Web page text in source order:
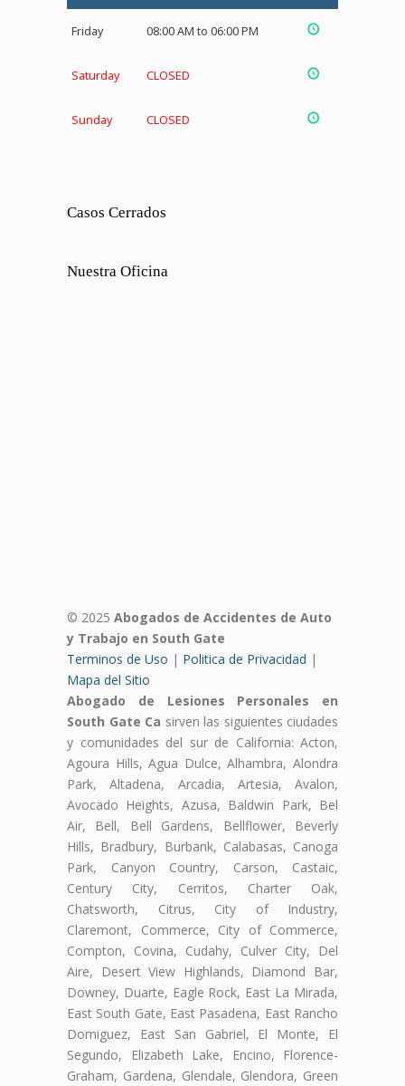
Friday 08:00 AM to 06:00 PM
Saturday CLOSED
Sunday CLOSED
Casos Cerrados
Nuestra Oficina
© 2025 Abogados de Accidentes de Auto
y Trabajo en South Gate
Terminos de Uso | Politica de Privacidad |
Mapa del Sitio
Abogado de Lesiones Personales en
South Gate Ca sirven las siguientes ciudades
y comunidades del sur de California: Acton,
Agoura Hills, Agua Dulce, Alhambra, Alondra
Park, Altadena, Arcadia, Artesia, Avalon,
Avocado Heights, Azusa, Baldwin Park, Bel
Air, Bell, Bell Gardens, Bellflower, Beverly
Hills, Bradbury, Burbank, Calabasas, Canoga
Park, Canyon Country, Carson, Castaic,
Century City, Cerritos, Charter Oak,
Chatsworth, Citrus, City of Industry,
Claremont, Commerce, City of Commerce,
Compton, Covina, Cudahy, Culver City, Del
Aire, Desert View Highlands, Diamond Bar,
Downey, Duarte, Eagle Rock, East La Mirada,
East South Gate, East Pasadena, East Rancho
Domiguez, East San Gabriel, El Monte, El
Segundo, Elizabeth Lake, Encino, Florence-
Graham, Gardena, Glendale, Glendora, Green